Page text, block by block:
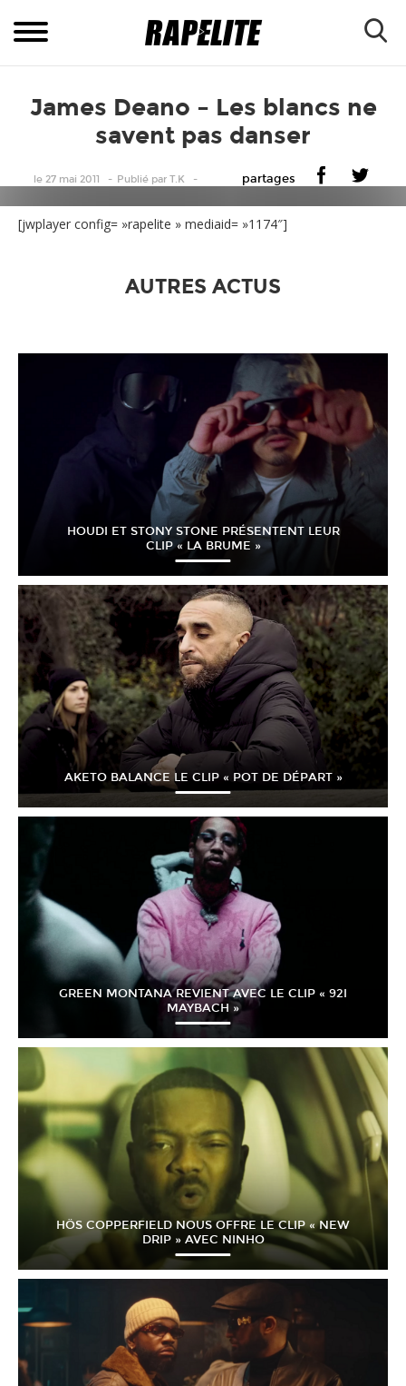
James Deano – Les blancs ne
savent pas danser
le 27 mai 2011 Publiépar T.K partages
[jwplayer config= »rapelite » mediaid= »1174″]
AUTRES ACTUS
HOUDI ET STONY STONE PRÉSENTENT LEUR
CLIP « LA BRUME »
AKETO BALANCE LE CLIP « POT DE DÉPART »
GREEN MONTANA REVIENT AVEC LE CLIP « 92I
MAYBACH »
HÖS COPPERFIELD NOUS OFFRE LE CLIP « NEW
DRIP » AVEC NINHO